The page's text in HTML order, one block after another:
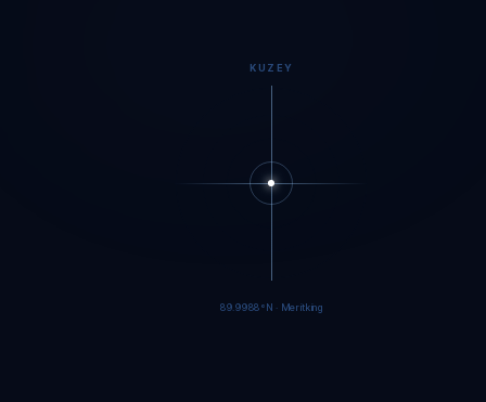
KUZEY
89.9985°N · Meritking